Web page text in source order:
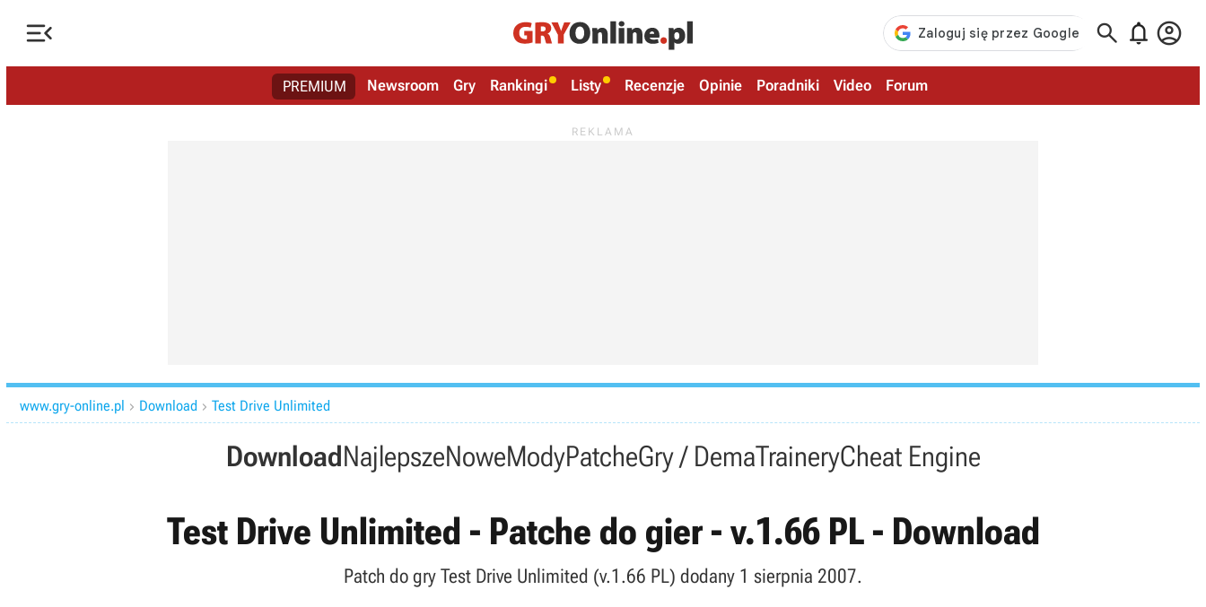
   
PREMIUM Newsroom Gry Rankingi Listy Recenzje Opinie Poradniki Video Forum
www.gry-online.pl  Download  Test Drive Unlimited
DownloadNajlepszeNoweModyPatcheGry / DemaTraineryCheat Engine
Test Drive Unlimited - Patche do gier - v.1.66 PL - Download
Patch do gry Test Drive Unlimited (v.1.66 PL) dodany 1 sierpnia 2007.